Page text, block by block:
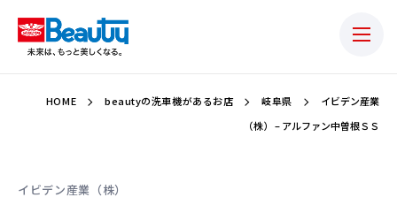
HOME beautyの洗車機があるお店 岐阜県
イビデン産業
（株） – アルファン中曽根ＳＳ
イビデン産業（株）